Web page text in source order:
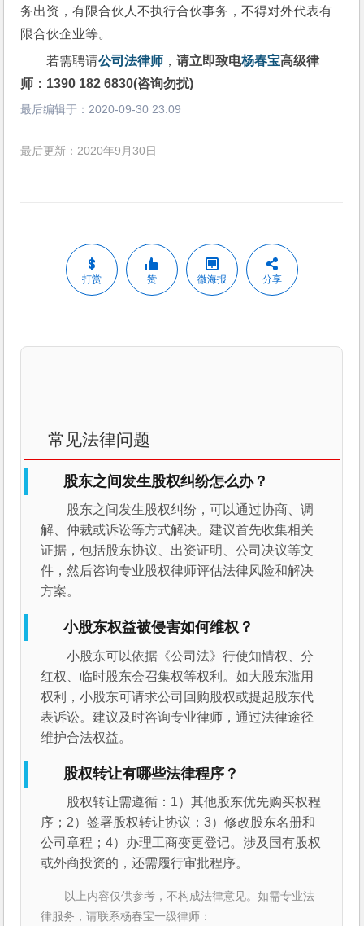
务出资，有限合伙人不执行合伙事务，不得对外代表有
限合伙企业等。
若需聘请公司法律师 ，请立即致电杨春宝高级律
师：1390 182 6830(咨询勿扰)
最后编辑于： 2020-09-30 23:09
最后更新：2020年9月30日
打赏 赞 微海报 分享
常见法律问题
股东之间发生股权纠纷怎么办？
股东之间发生股权纠纷，可以通过协商、调
解、仲裁或诉讼等方式解决。建议首先收集相关
证据，包括股东协议、出资证明、公司决议等文
件，然后咨询专业股权律师评估法律风险和解决
方案。
小股东权益被侵害如何维权？
小股东可以依据《公司法》行使知情权、分
红权、临时股东会召集权等权利。如大股东滥用
权利，小股东可请求公司回购股权或提起股东代
表诉讼。建议及时咨询专业律师，通过法律途径
维护合法权益。
股权转让有哪些法律程序？
股权转让需遵循：1）其他股东优先购买权程
序；2）签署股权转让协议；3）修改股东名册和
公司章程；4）办理工商变更登记。涉及国有股权
或外商投资的，还需履行审批程序。
以上内容仅供参考，不构成法律意见。如需专业法
律服务，请联系杨春宝一级律师：